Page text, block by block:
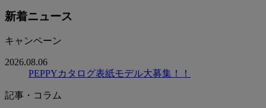
新着ニュース
キャンペーン
2026.08.06
PEPPYカタログ表紙モデル大募集！！
記事・コラム